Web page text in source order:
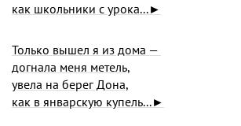
как школьники с урока...►
Только вышел я из дома —
догнала меня метель,
увела на берег Дона,
как в январскую купель...►